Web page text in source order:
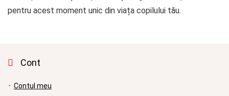
pentru acest moment unic din viața copilului tău.
Cont
Contul meu